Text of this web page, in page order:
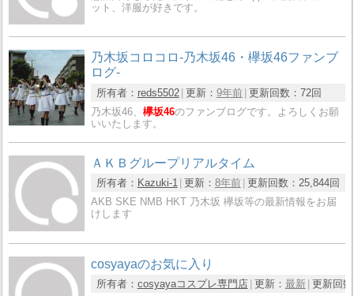
ット、洋服が好きです。
乃木坂コロコロ-乃木坂46・欅坂46ファンブ
ログ-
所有者： reds5502 更新： 9年前 更新回数： 72回
乃木坂46、欅坂46のファンブログです。よろしくお願
いいたします。
ＡＫＢグループリアルタイム
所有者： Kazuki-1 更新： 8年前 更新回数： 25,844回
AKB SKE NMB HKT 乃木坂 欅坂等の最新情報をお届
けします
cosyayaのお気に入り
所有者： cosyayaコスプレ専門店 更新： 最新 更新回